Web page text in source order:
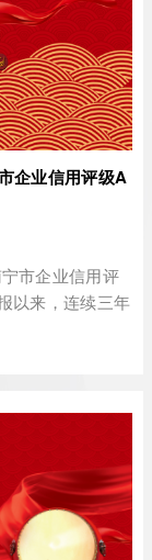
企业信用评级A
市企业信用评
以来，连续三年